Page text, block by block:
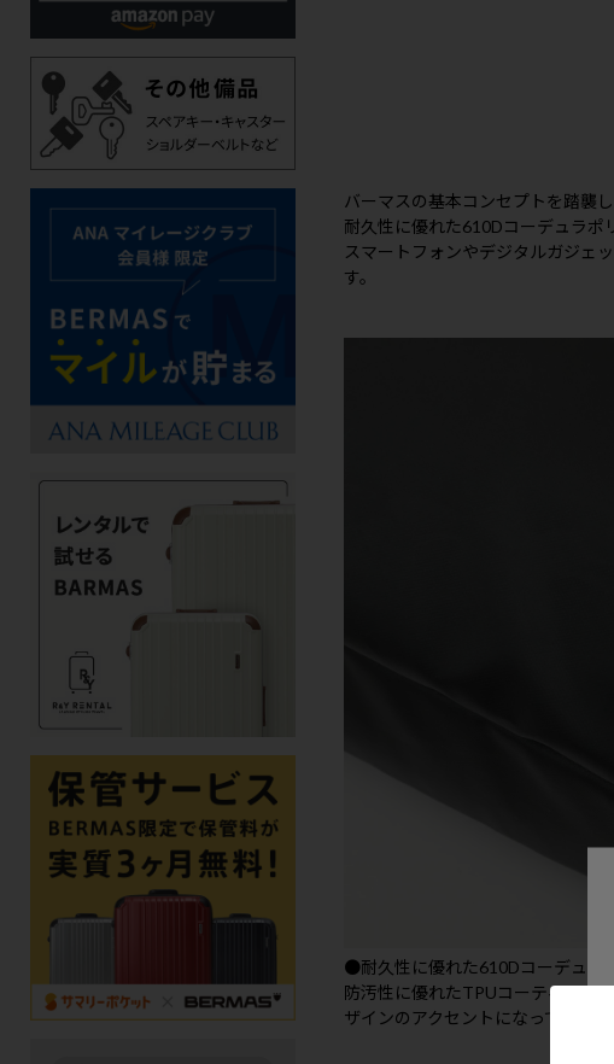
バーマスの基本コンセプトを踏襲
耐久性に優れた610Dコーデュラポ
スマートフォンやデジタルガジェ
す。
●耐久性に優れた610Dコーデュラ
防汚性に優れたTPUコーティング
ザインのアクセントになっています